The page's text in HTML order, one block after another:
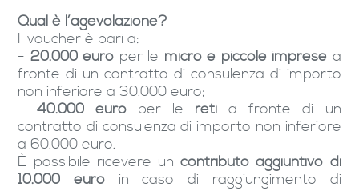
Qual è l’agevolazione?
Il voucher è pari a:
- 20.000 euro per le micro e piccole imprese a
fronte di un contratto di consulenza di importo
non inferiore a 30.000 euro;
- 40.000 euro per le reti a fronte di un
contratto di consulenza di importo non inferiore
a 60.000 euro.
È possibile ricevere uncontributo aggiuntivo di
10.000 euro in caso di raggiungimento di